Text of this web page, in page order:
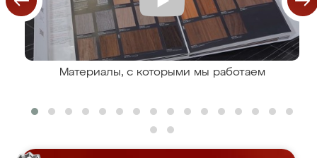
Материалы, с которыми мы работаем